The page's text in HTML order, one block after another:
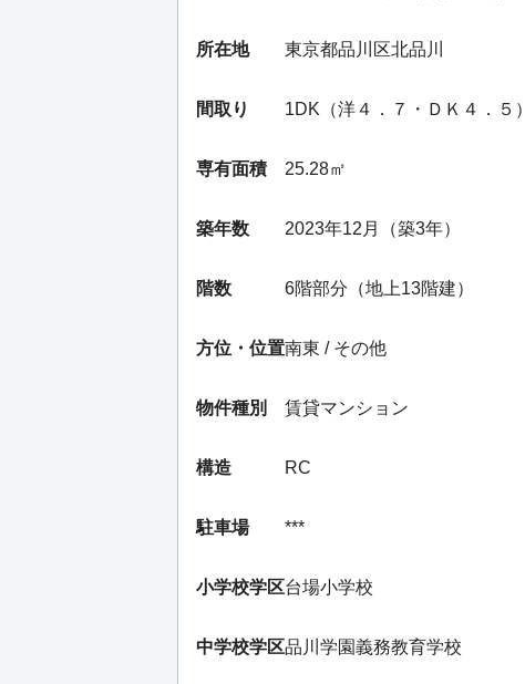
所在地 東京都品川区北品川
間取り 1DK（洋４．７・ＤＫ４．５）
専有面積 25.28㎡
築年数 2023年12月（築3年）
階数 6階部分（地上13階建）
方位・位置南東 / その他
物件種別 賃貸マンション
構造 RC
駐車場 ***
小学校学区台場小学校
中学校学区品川学園義務教育学校